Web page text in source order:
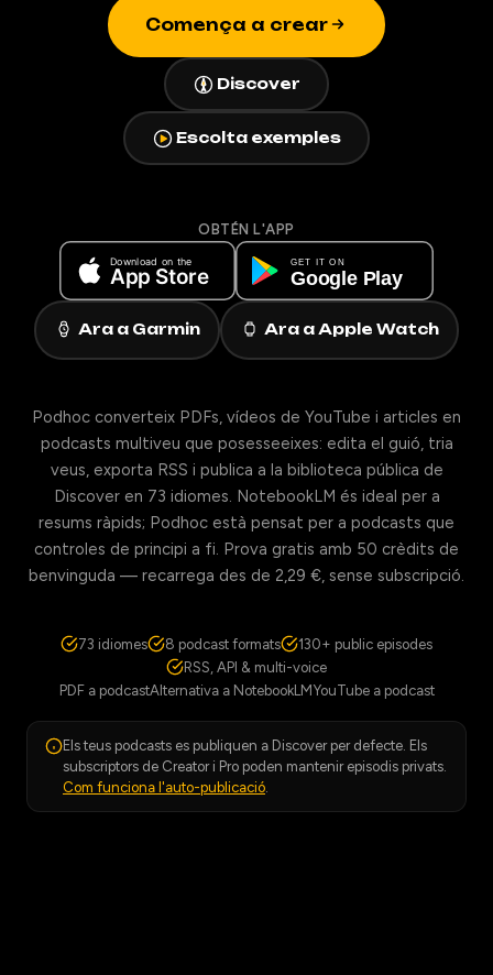
Comença a crear
Discover
Escolta exemples
OBTÉN L'APP
Ara a Garmin Ara a Apple Watch
Podhoc converteix PDFs, vídeos de YouTube i articles en
podcasts multiveu que posesseeixes: edita el guió, tria
veus, exporta RSS i publica a la biblioteca pública de
Discover en 73 idiomes. NotebookLM és ideal per a
resums ràpids; Podhoc està pensat per a podcasts que
controles de principi a fi. Prova gratis amb 50 crèdits de
benvinguda — recarrega des de 2,29 €, sense subscripció.
73 idiomes 8 podcast formats
130+ public episodes
RSS, API & multi-voice
PDF a podcastAlternativa a NotebookLMYouTube a podcast
Els teus podcasts es publiquen a Discover per defecte. Els
subscriptors de Creator i Pro poden mantenir episodis privats.
Com funciona l'auto-publicació